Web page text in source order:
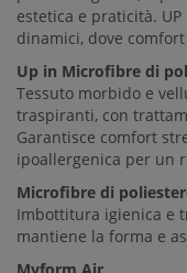
estetica e praticità.
dinamici, dove
Up in Microfibre di
Tessuto morbido e
traspiranti, con
Garantisce comfort
ipoallergenica per un
Microfibre di
Imbottitura igienica e
mantiene la forma e